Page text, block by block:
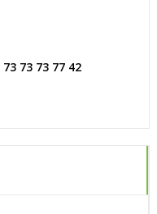
73 73 73 77 42